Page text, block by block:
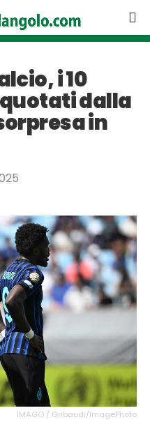
i 10
dalla
in
IMAGO / Gribaudi/ImagePhoto